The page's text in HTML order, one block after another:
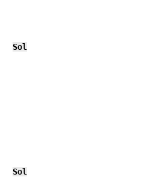
Sol
Sol